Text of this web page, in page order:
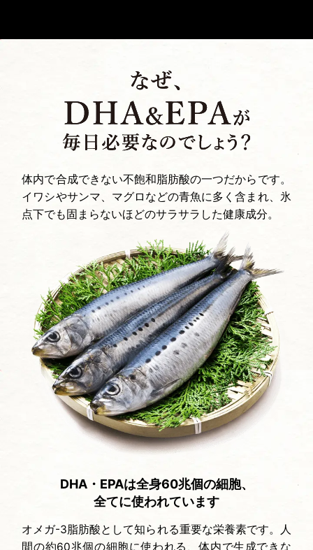
体内で合成できない不飽和脂肪酸の一つだからです。
イワシやサンマ、マグロなどの青魚に多く含まれ、氷
点下でも固まらないほどのサラサラした健康成分。
DHA・EPAは全身60兆個の細胞、
全てに使われています
オメガ-3脂肪酸として知られる重要な栄養素です。人
間の約60兆個の細胞に使われる、体内で生成できな